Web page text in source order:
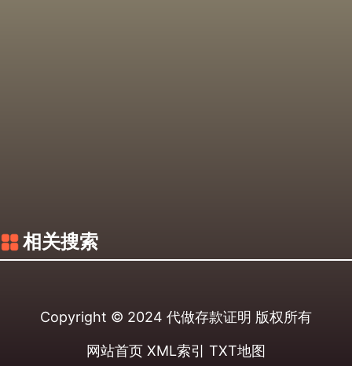
相关搜索
Copyright © 2024 代做存款证明 版权所有
网站首页 XML索引 TXT地图